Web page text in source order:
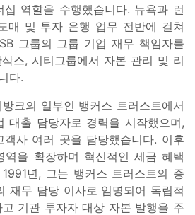
역할을 수행했습니다. 뉴욕과 런
매 및 투자 은행 업무 전반에 걸쳐
그룹의 그룹 기업 재무 책임자를
스, 시티그룹에서 자본 관리 및 리
다.
크의 일부인 뱅커스 트러스트에서
대출 담당자로 경력을 시작했으며,
사 여러 곳을 담당했습니다. 이후
역을 확장하며 혁신적인 세금 혜택
년, 그는 뱅커스 트러스트의 증
재무 담당 이사로 임명되어 독립적
기관 투자자 대상 자본 발행을 주